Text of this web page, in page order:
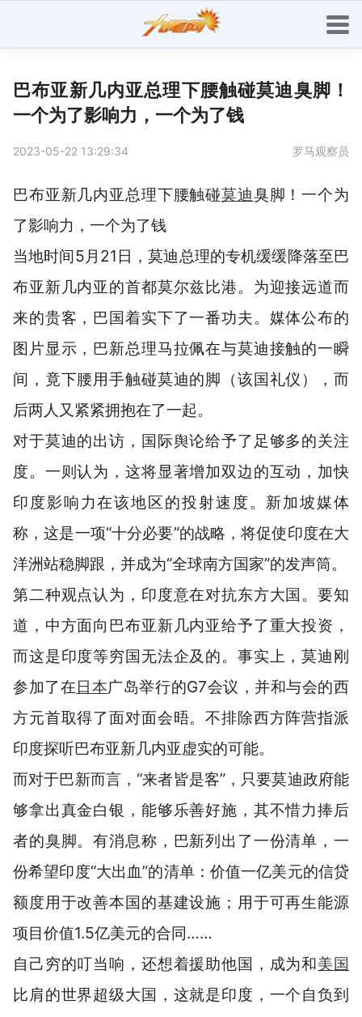
巴布亚新几内亚总理下腰触碰莫迪臭脚！
一个为了影响力，一个为了钱
2023-05-22 13:29:34 罗马观察员
巴布亚新几内亚总理下腰触碰莫迪臭脚！一个为
了影响力，一个为了钱
当地时间5月21日，莫迪总理的专机缓缓降落至巴
布亚新几内亚的首都莫尔兹比港。为迎接远道而
来的贵客，巴国着实下了一番功夫。媒体公布的
图片显示，巴新总理马拉佩在与莫迪接触的一瞬
间，竟下腰用手触碰莫迪的脚（该国礼仪），而
后两人又紧紧拥抱在了一起。
对于莫迪的出访，国际舆论给予了足够多的关注
度。一则认为，这将显著增加双边的互动，加快
印度影响力在该地区的投射速度。新加坡媒体
称，这是一项“十分必要”的战略，将促使印度在大
洋洲站稳脚跟，并成为“全球南方国家”的发声筒。
第二种观点认为，印度意在对抗东方大国。要知
道，中方面向巴布亚新几内亚给予了重大投资，
而这是印度等穷国无法企及的。事实上，莫迪刚
参加了在日本广岛举行的G7会议，并和与会的西
方元首取得了面对面会晤。不排除西方阵营指派
印度探听巴布亚新几内亚虚实的可能。
而对于巴新而言，“来者皆是客”，只要莫迪政府能
够拿出真金白银，能够乐善好施，其不惜力捧后
者的臭脚。有消息称，巴新列出了一份清单，一
份希望印度“大出血”的清单：价值一亿美元的信贷
额度用于改善本国的基建设施；用于可再生能源
项目价值1.5亿美元的合同……
自己穷的叮当响，还想着援助他国，成为和美国
比肩的世界超级大国，这就是印度，一个自负到